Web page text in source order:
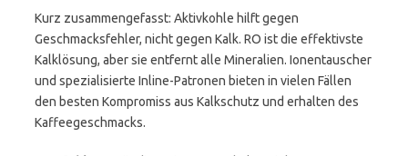
Kurz zusammengefasst: Aktivkohle hilft gegen
Geschmacksfehler, nicht gegen Kalk. RO ist die effektivste
Kalklösung, aber sie entfernt alle Mineralien. Ionentauscher
und spezialisierte Inline-Patronen bieten in vielen Fällen
den besten Kompromiss aus Kalkschutz und erhalten des
Kaffeegeschmacks.